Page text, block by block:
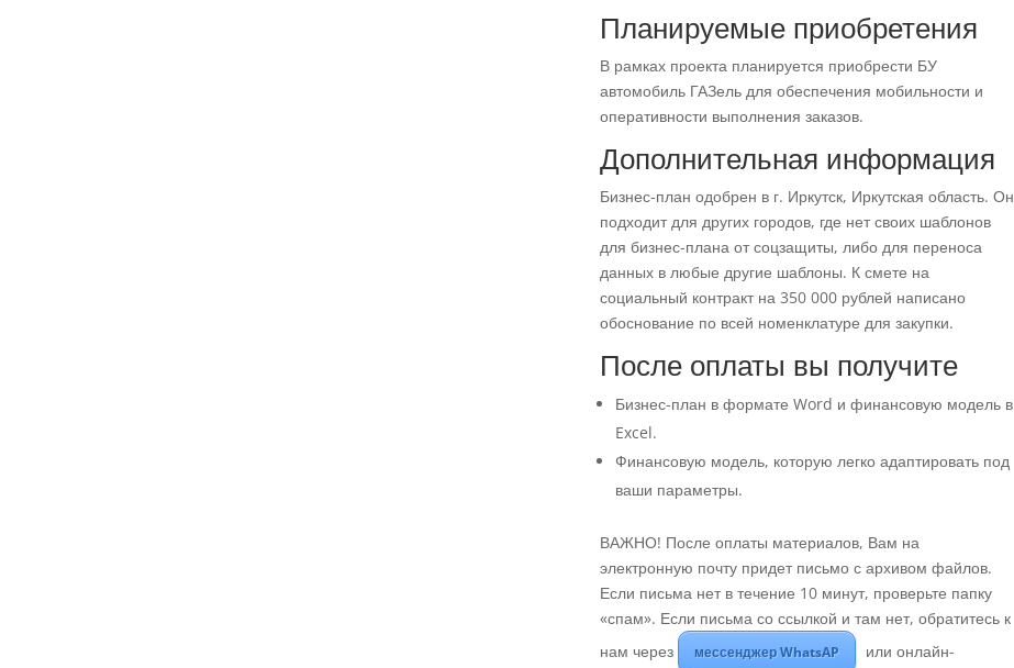
Планируемые приобретения
В рамках проекта планируется приобрести БУ
автомобиль ГАЗель для обеспечения мобильности и
оперативности выполнения заказов.
Дополнительная информация
Бизнес-план одобрен в г. Иркутск, Иркутская область. Он
подходит для других городов, где нет своих шаблонов
для бизнес-плана от соцзащиты, либо для переноса
данных в любые другие шаблоны. К смете на
социальный контракт на 350 000 рублей написано
обоснование по всей номенклатуре для закупки.
После оплаты вы получите
Бизнес-план в формате Word и финансовую модель в
Excel.
Финансовую модель, которую легко адаптировать под
ваши параметры.
ВАЖНО! После оплаты материалов, Вам на
электронную почту придет письмо с архивом файлов.
Если письма нет в течение 10 минут, проверьте папку
«спам». Если письма со ссылкой и там нет, обратитесь к
нам через
мессенджер WhatsAP или онлайн-